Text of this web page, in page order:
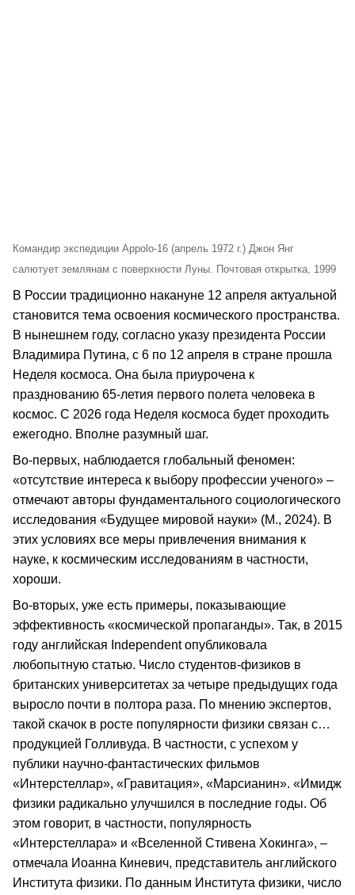
Командир экспедиции Аppolo-16 (апрель 1972 г.) Джон Янг
салютует землянам с поверхности Луны. Почтовая открытка, 1999
В России традиционно накануне 12 апреля актуальной
становится тема освоения космического пространства.
В нынешнем году, согласно указу президента России
Владимира Путина, с 6 по 12 апреля в стране прошла
Неделя космоса. Она была приурочена к
празднованию 65-летия первого полета человека в
космос. С 2026 года Неделя космоса будет проходить
ежегодно. Вполне разумный шаг.
Во-первых, наблюдается глобальный феномен:
«отсутствие интереса к выбору профессии ученого» –
отмечают авторы фундаментального социологического
исследования «Будущее мировой науки» (М., 2024). В
этих условиях все меры привлечения внимания к
науке, к космическим исследованиям в частности,
хороши.
Во-вторых, уже есть примеры, показывающие
эффективность «космической пропаганды». Так, в 2015
году английская Independent опубликовала
любопытную статью. Число студентов-физиков в
британских университетах за четыре предыдущих года
выросло почти в полтора раза. По мнению экспертов,
такой скачок в росте популярности физики связан с…
продукцией Голливуда. В частности, с успехом у
публики научно-фантастических фильмов
«Интерстеллар», «Гравитация», «Марсианин». «Имидж
физики радикально улучшился в последние годы. Об
этом говорит, в частности, популярность
«Интерстеллара» и «Вселенной Стивена Хокинга», –
отмечала Иоанна Киневич, представитель английского
Института физики. По данным Института физики, число